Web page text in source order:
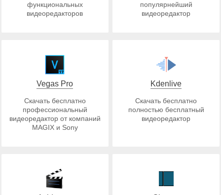
функциональных
видеоредакторов
популярнейший
видеоредактор
Vegas Pro
Скачать бесплатно
профессиональный
видеоредактор от компаний
MAGIX и Sony
Kdenlive
Скачать бесплатно
полностью бесплатный
видеоредактор